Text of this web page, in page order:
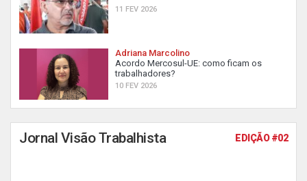
11 FEV 2026
Adriana Marcolino
Acordo Mercosul-UE: como ficam os
trabalhadores?
10 FEV 2026
Jornal Visão Trabalhista EDIÇÃO #02